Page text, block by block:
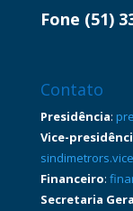
Fone (51)
Contato
Presidência:
Vice-
Financeiro:
Secretaria